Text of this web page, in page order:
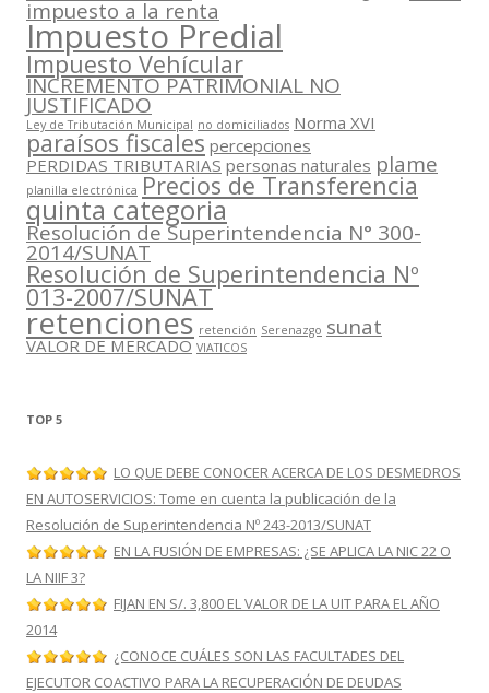
impuesto a la renta
Impuesto Predial
Impuesto Vehícular
INCREMENTO PATRIMONIAL NO
JUSTIFICADO
Ley de Tributación Municipal no domiciliados Norma XVI
paraísos fiscales percepciones
PERDIDAS TRIBUTARIAS personas naturales plame
planilla electrónica Precios de Transferencia
quinta categoria
Resolución de Superintendencia N° 300-
2014/SUNAT
Resolución de Superintendencia Nº
013-2007/SUNAT
retenciones retención Serenazgo sunat
VALOR DE MERCADO VIATICOS
TOP 5
LO QUE DEBE CONOCER ACERCA DE LOS DESMEDROS
EN AUTOSERVICIOS: Tome en cuenta la publicación de la
Resolución de Superintendencia Nº 243-2013/SUNAT
EN LA FUSIÓN DE EMPRESAS: ¿SE APLICA LA NIC 22 O
LA NIIF 3?
FIJAN EN S/. 3,800 EL VALOR DE LA UIT PARA EL AÑO
2014
¿CONOCE CUÁLES SON LAS FACULTADES DEL
EJECUTOR COACTIVO PARA LA RECUPERACIÓN DE DEUDAS